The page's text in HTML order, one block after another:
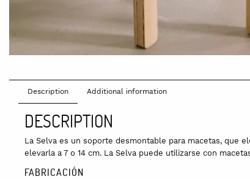
Description Additional information
DESCRIPTION
La Selva es un soporte desmontable para macetas, que
elevarla a 7 o 14 cm. La Selva puede utilizarse con
FABRICACIÓN